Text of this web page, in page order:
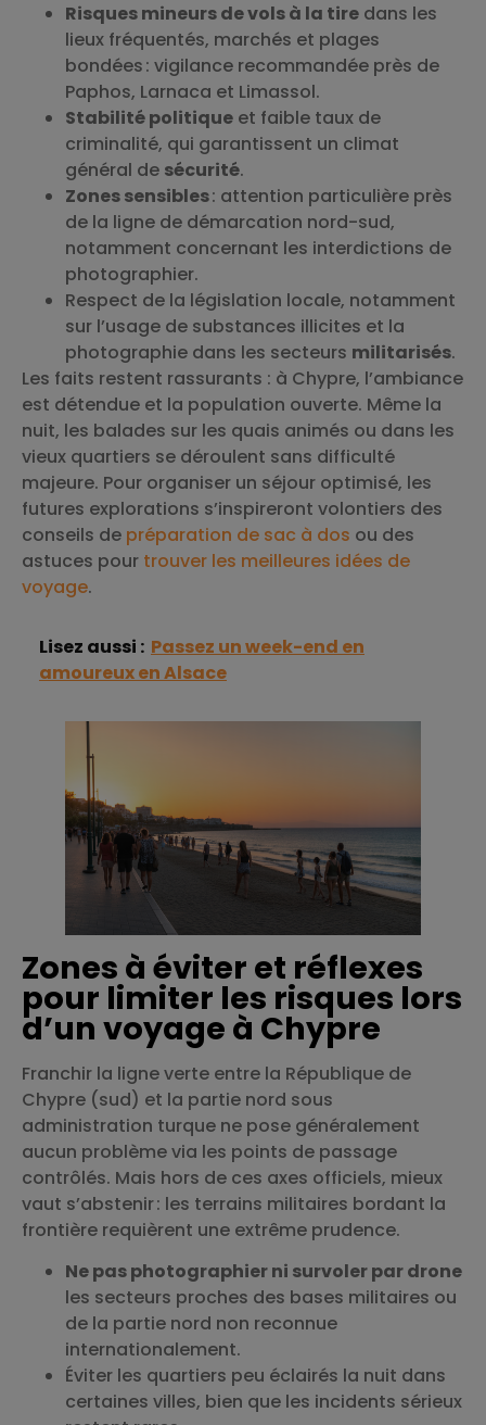
Risques mineurs de vols à la tire dans les
lieux fréquentés, marchés et plages
bondées : vigilance recommandée près de
Paphos, Larnaca et Limassol.
Stabilité politique et faible taux de
criminalité, qui garantissent un climat
général de sécurité.
Zones sensibles: attention particulière près
de la ligne de démarcation nord-sud,
notamment concernant les interdictions de
photographier.
Respect de la législation locale, notamment
sur l’usage de substances illicites et la
photographie dans les secteurs militarisés.
Les faits restent rassurants : à Chypre, l’ambiance
est détendue et la population ouverte. Même la
nuit, les balades sur les quais animés ou dans les
vieux quartiers se déroulent sans difficulté
majeure. Pour organiser un séjour optimisé, les
futures explorations s’inspireront volontiers des
conseils de préparation de sac à dos ou des
astuces pour trouver les meilleures idées de
voyage.
Lisez aussi : Passez un week-end en
amoureux en Alsace
Zones à éviter et réflexes
pour limiter les risques lors
d’un voyage à Chypre
Franchir la ligne verte entre la République de
Chypre (sud) et la partie nord sous
administration turque ne pose généralement
aucun problème via les points de passage
contrôlés. Mais hors de ces axes officiels, mieux
vaut s’abstenir : les terrains militaires bordant la
frontière requièrent une extrême prudence.
Ne pas photographier ni survoler par drone
les secteurs proches des bases militaires ou
de la partie nord non reconnue
internationalement.
Éviter les quartiers peu éclairés la nuit dans
certaines villes, bien que les incidents sérieux